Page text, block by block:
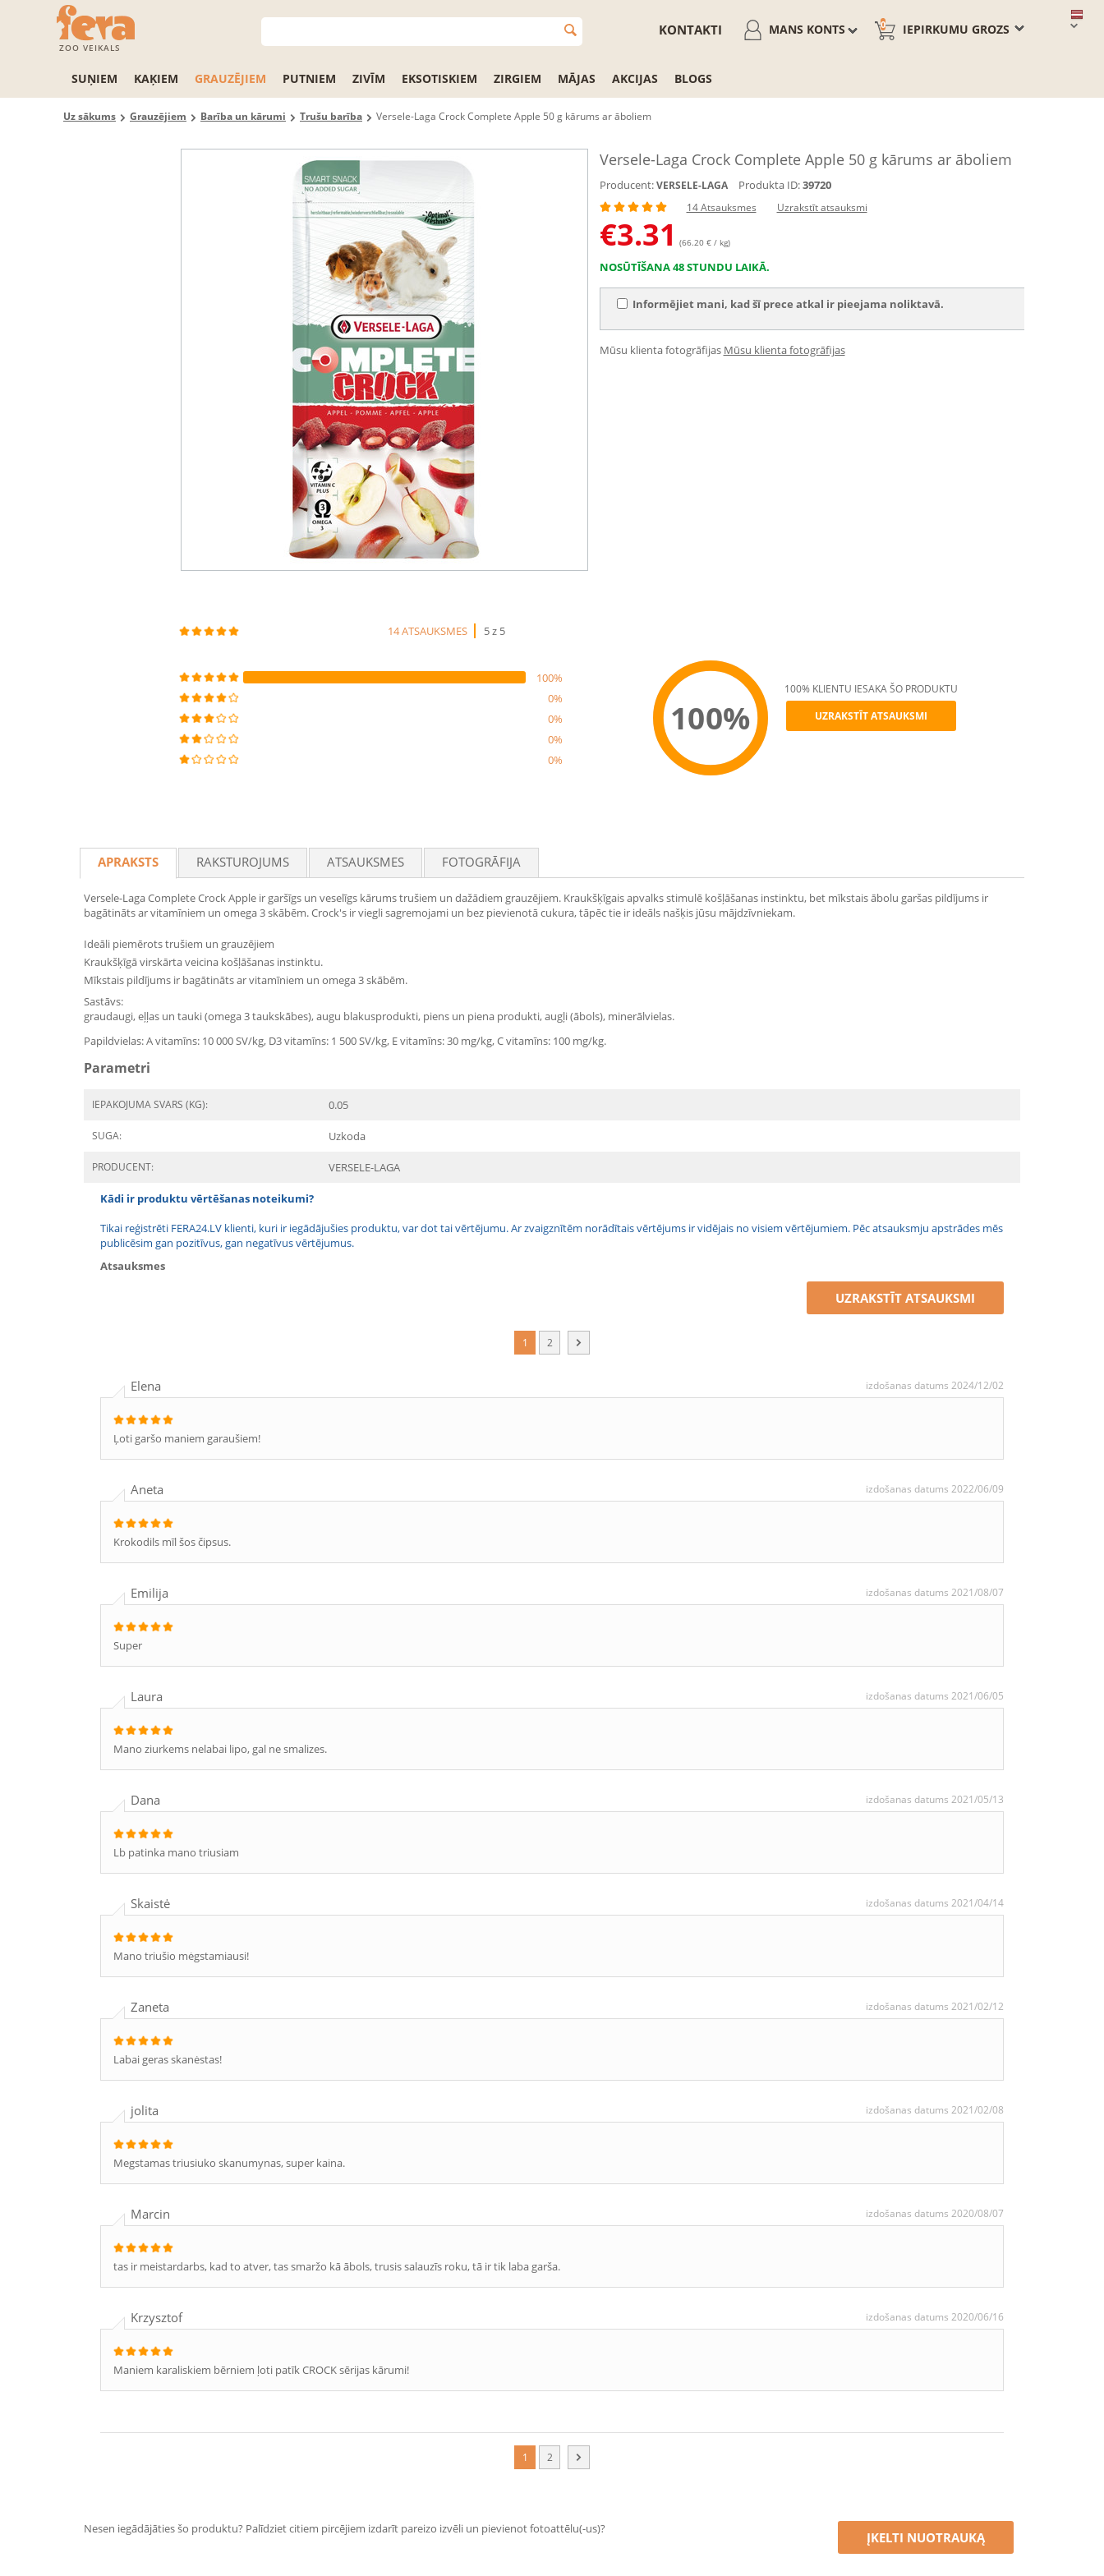
ZOO VEIKALS
IEPIRKUMU GROZS
0
MANS KONTS
KONTAKTI
SUŅIEM KAĶIEM GRAUZĒJIEM PUTNIEM ZIVĪM EKSOTISKIEM ZIRGIEM MĀJAS AKCIJAS BLOGS
Uz sākums Grauzējiem Barība un kārumi Trušu barība Versele-Laga Crock Complete Apple 50 g kārums ar āboliem
Versele-Laga Crock Complete Apple 50 g kārums ar āboliem
Producent: VERSELE-LAGA Produkta ID:39720
14 Atsauksmes Uzrakstīt atsauksmi
€3.31 (66.20 € / kg)
NOSŪTĪŠANA 48 STUNDU LAIKĀ.
Informējiet mani, kad šī prece atkal ir pieejama noliktavā.
Mūsu klienta fotogrāfijas Mūsu klienta fotogrāfijas
14 ATSAUKSMES 5 z 5
100%
0%
0%
0%
0%
100%
100% KLIENTU IESAKA ŠO PRODUKTU
UZRAKSTĪT ATSAUKSMI
APRAKSTS RAKSTUROJUMS ATSAUKSMES FOTOGRĀFIJA
Versele-Laga Complete Crock Apple ir garšīgs un veselīgs kārums trušiem un dažādiem grauzējiem. Kraukšķīgais apvalks stimulē košļāšanas instinktu, bet mīkstais ābolu garšas pildījums ir
bagātināts ar vitamīniem un omega 3 skābēm. Crock's ir viegli sagremojami un bez pievienotā cukura, tāpēc tie ir ideāls našķis jūsu mājdzīvniekam.
Ideāli piemērots trušiem un grauzējiem
Kraukšķīgā virskārta veicina košļāšanas instinktu.
Mīkstais pildījums ir bagātināts ar vitamīniem un omega 3 skābēm.
Sastāvs:
graudaugi, eļļas un tauki (omega 3 taukskābes), augu blakusprodukti, piens un piena produkti, augļi (ābols), minerālvielas.
Papildvielas: A vitamīns: 10 000 SV/kg, D3 vitamīns: 1 500 SV/kg, E vitamīns: 30 mg/kg, C vitamīns: 100 mg/kg.
Parametri
IEPAKOJUMA SVARS (KG): 0.05
SUGA: Uzkoda
PRODUCENT: VERSELE-LAGA
Kādi ir produktu vērtēšanas noteikumi?
Tikai reģistrēti FERA24.LV klienti, kuri ir iegādājušies produktu, var dot tai vērtējumu. Ar zvaigznītēm norādītais vērtējums ir vidējais no visiem vērtējumiem. Pēc atsauksmju apstrādes mēs
publicēsim gan pozitīvus, gan negatīvus vērtējumus.
Atsauksmes
UZRAKSTĪT ATSAUKSMI
1 2
Elena izdošanas datums 2024/12/02
Ļoti garšo maniem garaušiem!
Aneta izdošanas datums 2022/06/09
Krokodils mīl šos čipsus.
Emilija izdošanas datums 2021/08/07
Super
Laura izdošanas datums 2021/06/05
Mano ziurkems nelabai lipo, gal ne smalizes.
Dana izdošanas datums 2021/05/13
Lb patinka mano triusiam
Skaistė izdošanas datums 2021/04/14
Mano triušio mėgstamiausi!
Zaneta izdošanas datums 2021/02/12
Labai geras skanėstas!
jolita izdošanas datums 2021/02/08
Megstamas triusiuko skanumynas, super kaina.
Marcin izdošanas datums 2020/08/07
tas ir meistardarbs, kad to atver, tas smaržo kā ābols, trusis salauzīs roku, tā ir tik laba garša.
Krzysztof izdošanas datums 2020/06/16
Maniem karaliskiem bērniem ļoti patīk CROCK sērijas kārumi!
1 2
Nesen iegādājāties šo produktu? Palīdziet citiem pircējiem izdarīt pareizo izvēli un pievienot fotoattēlu(-us)?
ĮKELTI NUOTRAUKĄ